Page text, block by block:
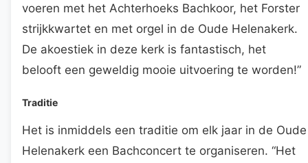
voeren met het Achterhoeks Bachkoor, het Forster
strijkkwartet en met orgel in de Oude Helenakerk.
De akoestiek in deze kerk is fantastisch, het
belooft een geweldig mooie uitvoering te worden!”
Traditie
Het is inmiddels een traditie om elk jaar in de Oude
Helenakerk een Bachconcert te organiseren. “Het